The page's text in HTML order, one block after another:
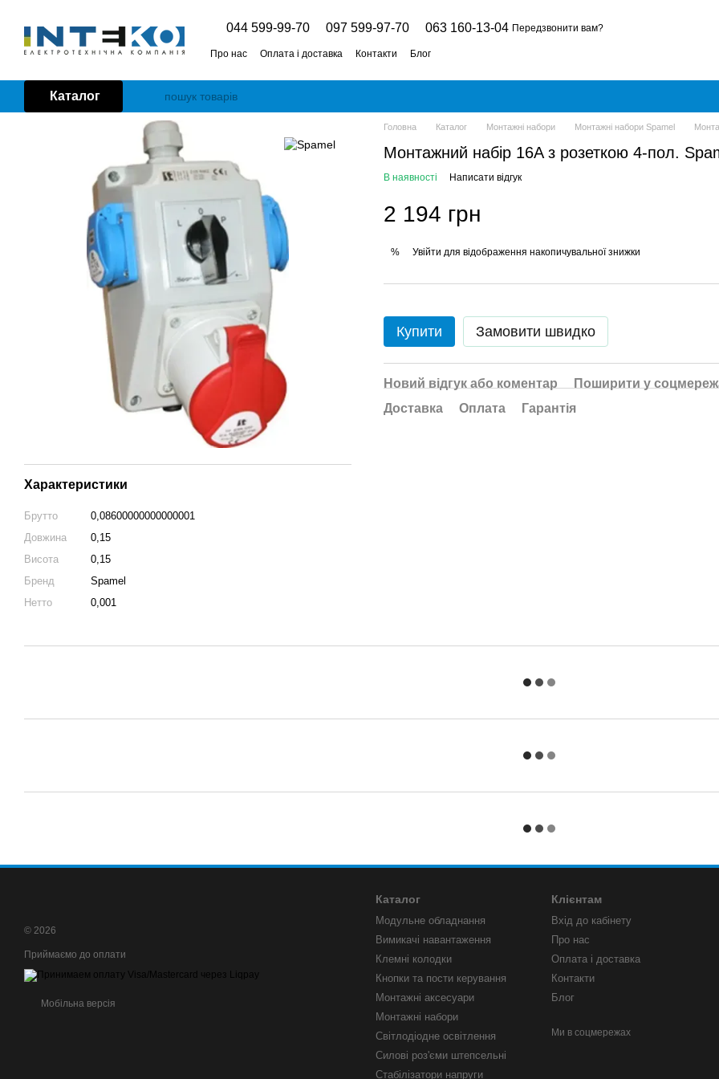
044 599-99-70 097 599-97-70 063 160-13-04 Передзвонити вам?
Про нас Оплата і доставка Контакти Блог
Каталог
Характеристики
Брутто
0,08600000000000001
Довжина
0,15
Висота
0,15
Бренд
Spamel
Нетто
0,001
Головна Каталог Монтажні набори Монтажні набори Spamel
Монтажний набір 16A з розеткою 4-пол.
В наявності Написати відгук
2 194 грн
% Увійти для відображення накопичувальної знижки
Купити Замовити швидко
Новий відгук або коментар
Поширити у
Доставка
Оплата Гарантія
© 2026
Приймаємо до оплати
Мобільна версія
Каталог
Модульне обладнання
Вимикачі навантаження
Клемні колодки
Кнопки та пости керування
Монтажні аксесуари
Монтажні набори
Світлодіодне освітлення
Силові роз'єми штепсельні
Стабілізатори напруги
Клієнтам
Вхід до кабінету
Про нас
Оплата і доставка
Контакти
Блог
Ми в соцмережах